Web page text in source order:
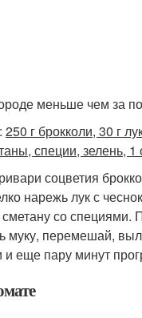
меньше чем за
250 г брокколи, 30 г
специи, зелень, 1
соцветия
нарежь лук с
сметану со специями.
муку, перемешай,
и еще пару минут